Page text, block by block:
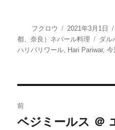
投
稿
者
フクロウ
投
稿
日:
2021年3月1日
都、奈良）ネパール料理
タ
グ
ダル
ハリパリワール, Hari Pariwar,今
稿
前
前
ベジミールス ＠